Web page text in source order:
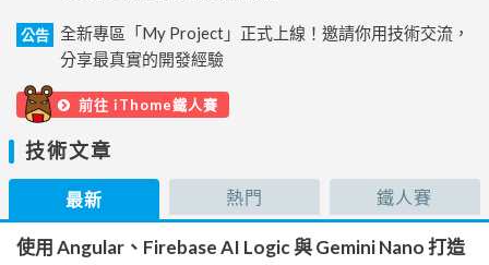
公告
全新專區「My Project」正式上線！邀請你用技術交流，
分享最真實的開發經驗
前往 iThome鐵人賽
技術文章
最新 熱門 鐵人賽
使用 Angular、Firebase AI Logic 與 Gemini Nano 打造